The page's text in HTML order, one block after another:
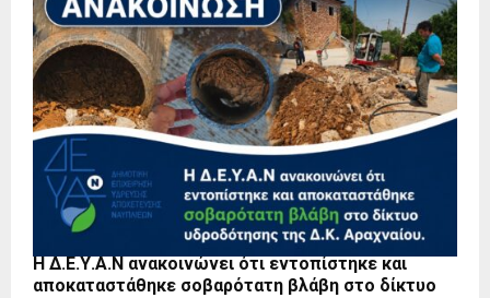
Η Δ.Ε.Υ.Α.Ν ανακοινώνει ότι εντοπίστηκε και
αποκαταστάθηκε σοβαρότατη βλάβη στο δίκτυο